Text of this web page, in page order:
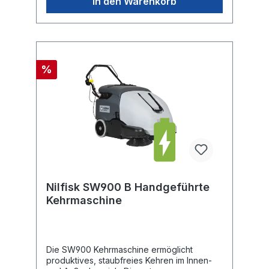
Flächen überzeugend. 60 Liter
Schmutzbehälter mit Bügelgriff und
durch einstellbaren
Wechsel von Kehrwalze, Seitenbesen und
Filterelement Guter Zugang zu den
Maschinenkomponenten Das
Bedienelement erlaubt die Einstellung aller
Kehrfunktionen aus der Arbeitsposition Nicht
markierende Räder, Schlüsselschalter und
Batterieanzeige serienmäßig Der
Seitenbesen startet beim Absenken
%
Nilfisk SW900 B Handgeführte
Kehrmaschine
Die SW900 Kehrmaschine ermöglicht
produktives, staubfreies Kehren im Innen-